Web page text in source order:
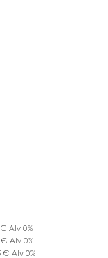
€ Alv 0%
€ Alv 0%
€ Alv 0%